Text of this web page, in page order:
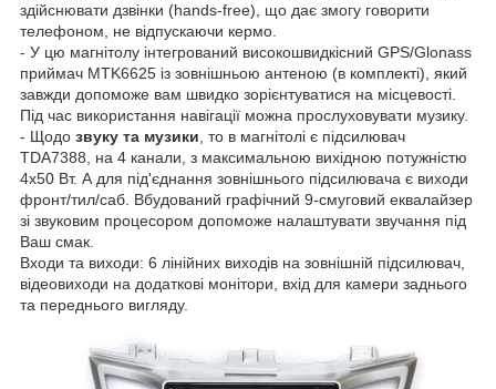
здійснювати дзвінки (hands-free), що дає змогу говорити
телефоном, не відпускаючи кермо.
- У цю магнітолу інтегрований високошвидкісний GPS/Glonass
приймач MTK6625 із зовнішньою антеною (в комплекті), який
завжди допоможе вам швидко зорієнтуватися на місцевості.
Під час використання навігації можна прослуховувати музику.
- Щодо звуку та музики, то в магнітолі є підсилювач
TDA7388, на 4 канали, з максимальною вихідною потужністю
4х50 Вт. А для під'єднання зовнішнього підсилювача є виходи
фронт/тил/саб. Вбудований графічний 9-смуговий еквалайзер
зі звуковим процесором допоможе налаштувати звучання під
Ваш смак.
Входи та виходи: 6 лінійних виходів на зовнішній підсилювач,
відеовиходи на додаткові монітори, вхід для камери заднього
та переднього вигляду.